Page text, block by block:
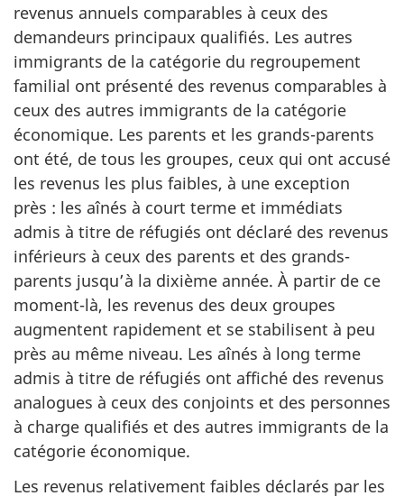
revenus annuels comparables à ceux des
demandeurs principaux qualifiés. Les autres
immigrants de la catégorie du regroupement
familial ont présenté des revenus comparables à
ceux des autres immigrants de la catégorie
économique. Les parents et les grands-parents
ont été, de tous les groupes, ceux qui ont accusé
les revenus les plus faibles, à une exception
près : les aînés à court terme et immédiats
admis à titre de réfugiés ont déclaré des revenus
inférieurs à ceux des parents et des grands-
parents jusqu’à la dixième année. À partir de ce
moment-là, les revenus des deux groupes
augmentent rapidement et se stabilisent à peu
près au même niveau. Les aînés à long terme
admis à titre de réfugiés ont affiché des revenus
analogues à ceux des conjoints et des personnes
à charge qualifiés et des autres immigrants de la
catégorie économique.
Les revenus relativement faibles déclarés par les